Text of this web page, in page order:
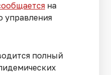
на
управления
полный